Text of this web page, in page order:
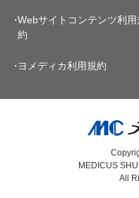
Webサイトコンテンツ利用
約
ヨメディカ利用規約
MEDICUS
All